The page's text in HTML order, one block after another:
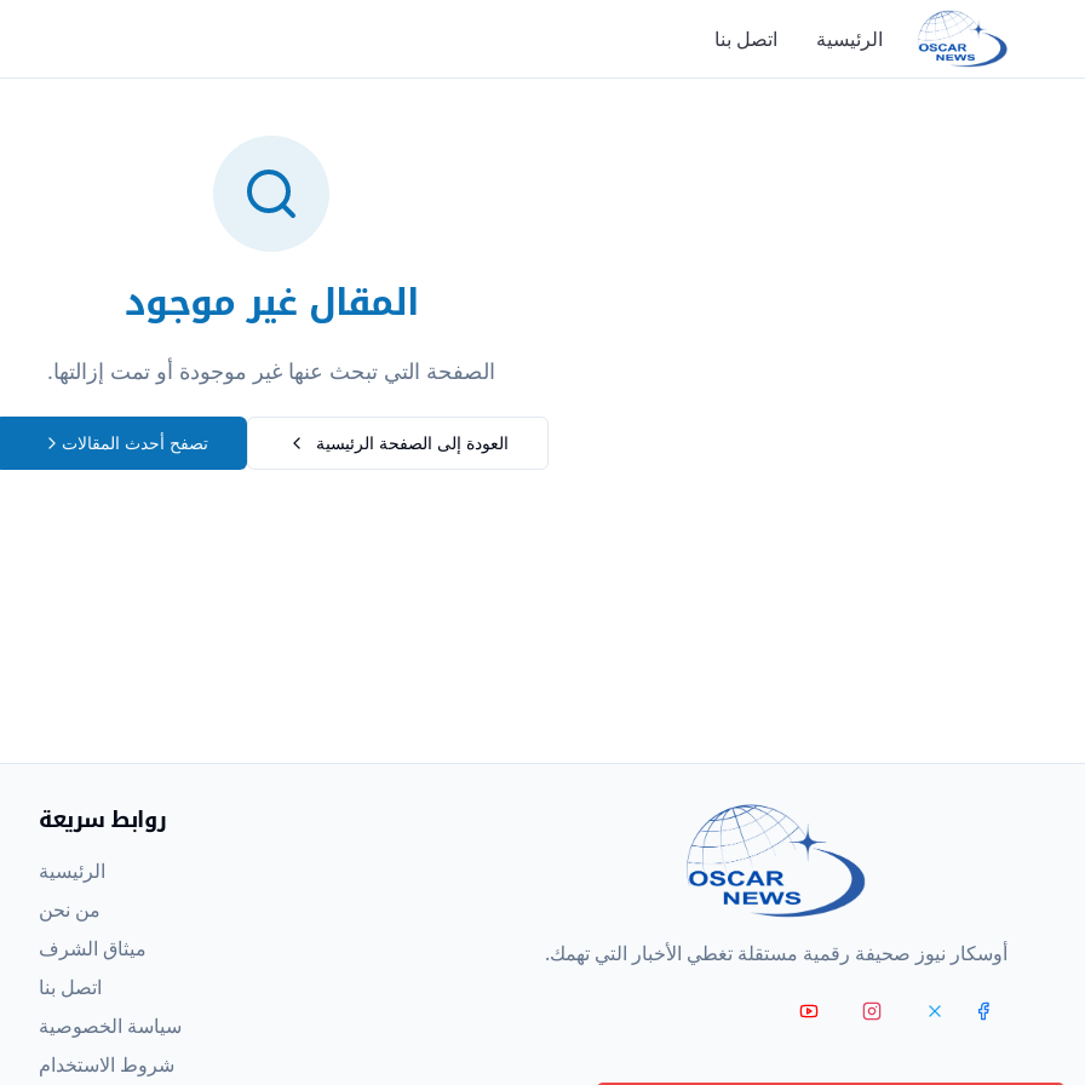
الرئيسية اتصل بنا
المقال غير موجود
الصفحة التي تبحث عنها غير موجودة أو تمت إزالتها.
العودة إلى الصفحة الرئيسية تصفح أحدث المقالات
أوسكار نيوز صحيفة رقمية مستقلة تغطي الأخبار التي تهمك.
روابط سريعة
الرئيسية
من نحن
ميثاق الشرف
اتصل بنا
سياسة الخصوصية
شروط الاستخدام